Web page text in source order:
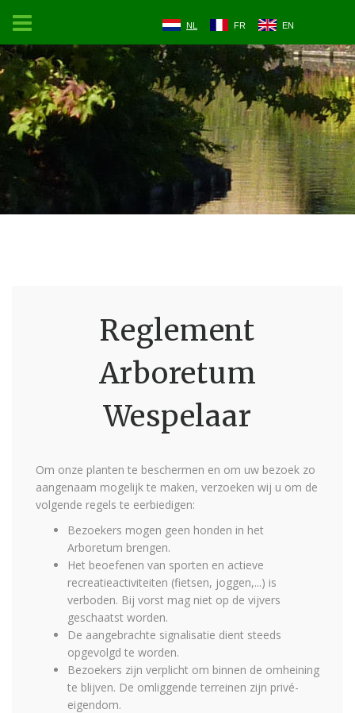
NL FR EN
Reglement
Arboretum
Wespelaar
Om onze planten te beschermen en om uw bezoek zo
aangenaam mogelijk te maken, verzoeken wij u om de
volgende regels te eerbiedigen:
Bezoekers mogen geen honden in het
Arboretum brengen.
Het beoefenen van sporten en actieve
recreatieactiviteiten (fietsen, joggen,...) is
verboden. Bij vorst mag niet op de vijvers
geschaatst worden.
De aangebrachte signalisatie dient steeds
opgevolgd te worden.
Bezoekers zijn verplicht om binnen de omheining
te blijven. De omliggende terreinen zijn privé-
eigendom.